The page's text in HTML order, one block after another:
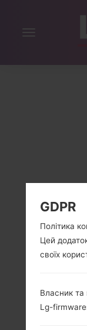
Включити
GDPR
Політика
Цей
своїх
Власник та
Lg-